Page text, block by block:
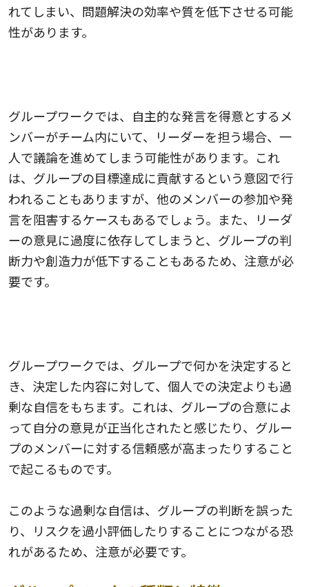
れてしまい、問題解決の効率や質を低下させる可能
性があります。
グループワークでは、自主的な発言を得意とするメ
ンバーがチーム内にいて、リーダーを担う場合、一
人で議論を進めてしまう可能性があります。これ
は、グループの目標達成に貢献するという意図で行
われることもありますが、他のメンバーの参加や発
言を阻害するケースもあるでしょう。また、リーダ
ーの意見に過度に依存してしまうと、グループの判
断力や創造力が低下することもあるため、注意が必
要です。
グループワークでは、グループで何かを決定すると
き、決定した内容に対して、個人での決定よりも過
剰な自信をもちます。これは、グループの合意によ
って自分の意見が正当化されたと感じたり、グルー
プのメンバーに対する信頼感が高まったりすること
で起こるものです。
このような過剰な自信は、グループの判断を誤った
り、リスクを過小評価したりすることにつながる恐
れがあるため、注意が必要です。